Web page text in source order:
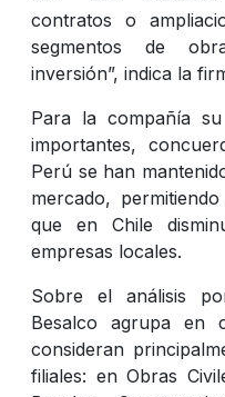
contratos o
segmentos de
inversión”, indica la
Para la compañía
importantes,
Perú se han
mercado,
que en Chile
empresas locales.
Sobre el análisis
Besalco agrupa en
consideran
filiales: en Obras